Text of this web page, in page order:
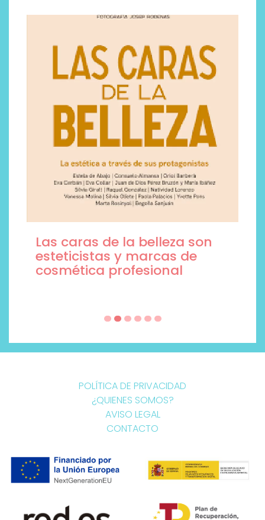
Las caras de la belleza son
esteticistas y marcas de
cosmética profesional
POLÍTICA DE PRIVACIDAD
¿QUIENES SOMOS?
AVISO LEGAL
CONTACTO